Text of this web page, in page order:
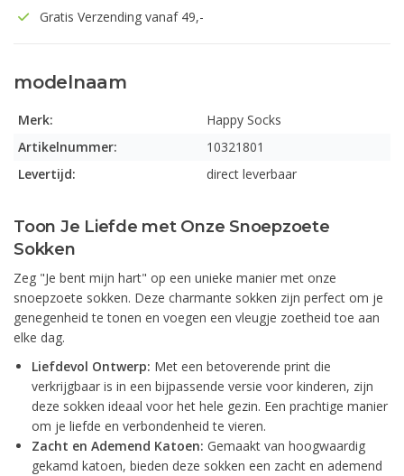
Gratis Verzending vanaf 49,-
modelnaam
Merk:
Happy Socks
Artikelnummer:
10321801
Levertijd:
direct leverbaar
Toon Je Liefde met Onze Snoepzoete
Sokken
Zeg "Je bent mijn hart" op een unieke manier met onze
snoepzoete sokken. Deze charmante sokken zijn perfect om je
genegenheid te tonen en voegen een vleugje zoetheid toe aan
elke dag.
Liefdevol Ontwerp: Met een betoverende print die
verkrijgbaar is in een bijpassende versie voor kinderen, zijn
deze sokken ideaal voor het hele gezin. Een prachtige manier
om je liefde en verbondenheid te vieren.
Zacht en Ademend Katoen: Gemaakt van hoogwaardig
gekamd katoen, bieden deze sokken een zacht en ademend